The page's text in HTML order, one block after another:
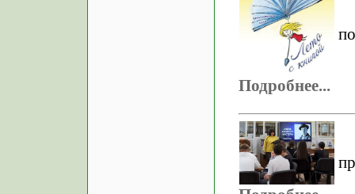
Подробнее...